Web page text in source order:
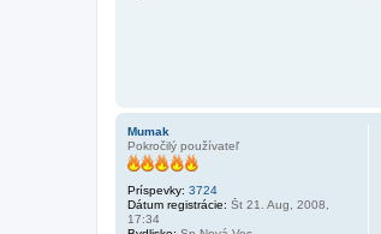
Mumak
Pokročilý používateľ
Príspevky: 3724
Dátum registrácie: Št 21. Aug, 2008,
17:34